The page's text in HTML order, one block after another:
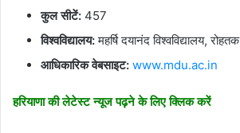
कुल सीटें: 457
विश्वविद्यालय:महर्षि दयानंद विश्वविद्यालय, रोहतक
आधिकारिक वेबसाइट: www.mdu.ac.in
हरियाणा की लेटेस्ट न्यूज पढ़ने के लिए क्लिक करें